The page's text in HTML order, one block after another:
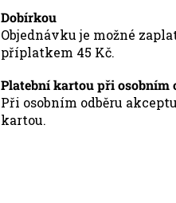
Dobírkou
Objednávku je možné
příplatkem 45 Kč.
Platební kartou při osobním
Při osobním odběru
kartou.